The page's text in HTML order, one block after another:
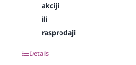
akciji
ili
rasprodaji
Details